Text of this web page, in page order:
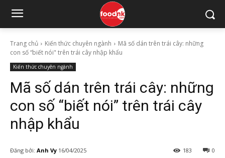
Trang chủ Kiến thức chuyên ngành
Mã số dán trên trái cây: những
con số “biết nói" trên trái cây nhập khẩu
Kiến thức chuyên ngành
Mã số dán trên trái cây: những
con số “biết nói” trên trái cây
nhập khẩu
Đăng bởi: Anh Vy 16/04/2025 0
183